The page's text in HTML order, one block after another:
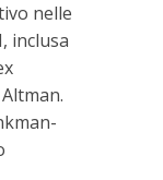
nelle
inclusa